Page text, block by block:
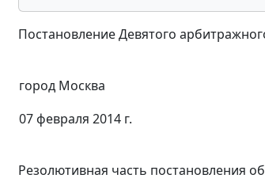
Постановление Девятого
город Москва
07 февраля 2014 г.
Резолютивная часть постановления